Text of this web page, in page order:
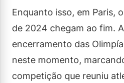
Enquanto isso, em Paris,
de 2024 chegam ao fim.
encerramento das
neste momento,
competição que reuniu